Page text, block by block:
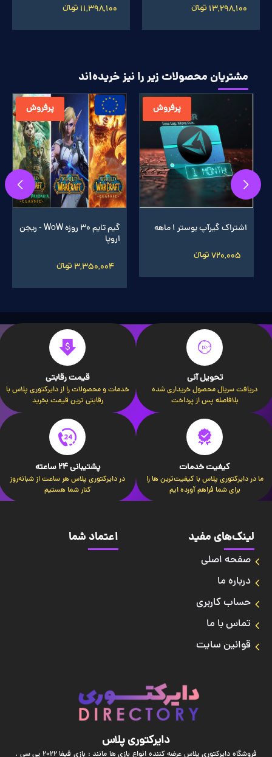
13,298,100 تومانءءء 11,398,100 تومانءءء
مشتریان محصولات زیر را نیز خریده‌اند
پرفروش
اشتراک گیرآپ بوستر 1 ماهه
720,005 تومانءءء
پرفروش
گیم تایم 30 روزه WoW - ریجن
اروپا
3,350,004 تومانءءء
تحویل آنی
دریافت سریال محصول خریداری شده
بلافاصله پس از پرداخت
قیمت رقابتی
خدمات و محصولات را از دایرکتوری پلاس با
رقابتی ترین قیمت بخرید
کیفیت خدمات
ما در دایرکتوری پلاس با کیفیت‌ترین ها را
برای شما فراهم آورده ایم
پشتیبانی 24 ساعته
در دایرکتوری پلاس هر ساعت از شبانه‌روز
کنار شما هستیم
لینک‌های مفید
صفحه اصلی
درباره ما
حساب کاربری
تماس با ما
قوانین سایت
اعتماد شما
دایرکتوری پلاس
فروشگاه دایرکتوری پلاس عرضه کننده انواع بازی ها مانند : بازی فیفا 2022 پی سی ،